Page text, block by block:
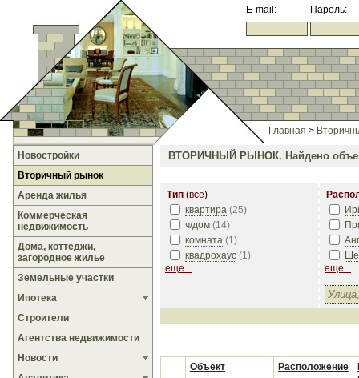
E-mail: Пароль:
Главная >
Новостройки
Вторичный рынок
Аренда жилья
Коммерческая
недвижимость
Дома, коттеджи,
загородное жилье
Земельные участки
Ипотека
Строители
Агентства недвижимости
Новости
ВТОРИЧНЫЙ РЫНОК. Найдено
Тип (все)
квартира (25)
ч/дом (14)
комната (1)
квадрохаус (1)
еще...
еще...
Объект Расположение